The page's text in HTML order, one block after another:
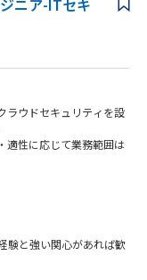
戦です。
imecとの協力覚書も締
imecとの連携をきっかけ
ットワークへの参加を
造へ：ラピダスの小池
は何をやっている？』
ン】
ニア-ITセキ
ラウドセキュリティを設
適性に応じて業務範囲は
ィ製品の技術対応
技術検証）
評価
提案
、導入検討
験と強い関心があれば歓